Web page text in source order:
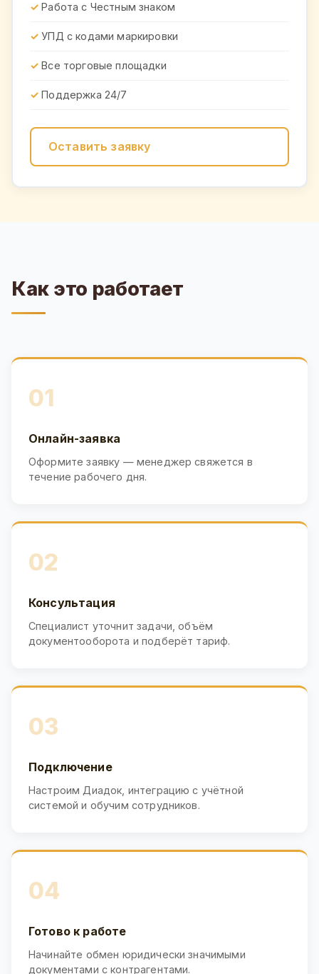
Работа с Честным знаком
УПД с кодами маркировки
Все торговые площадки
Поддержка 24/7
Оставить заявку
Как это работает
01
Онлайн-заявка
Оформите заявку — менеджер свяжется в
течение рабочего дня.
02
Консультация
Специалист уточнит задачи, объём
документооборота и подберёт тариф.
03
Подключение
Настроим Диадок, интеграцию с учётной
системой и обучим сотрудников.
04
Готово к работе
Начинайте обмен юридически значимыми
документами с контрагентами.